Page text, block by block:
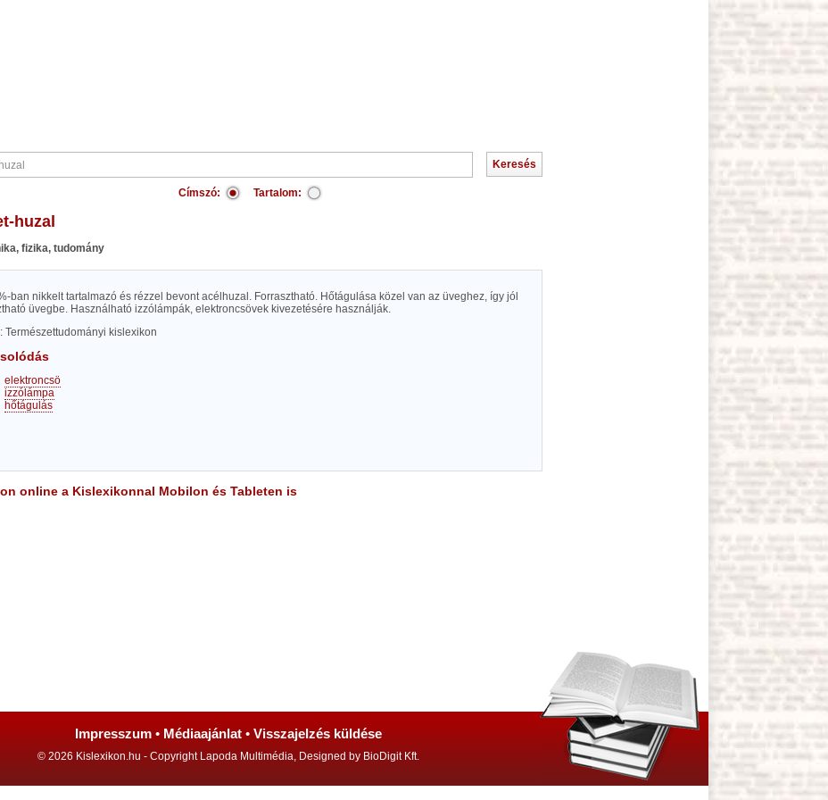
Címszó: Tartalom:
huzal
fizika, tudomány
ban nikkelt tartalmazó és rézzel bevont acélhuzal. Forrasztható. Hőtágulása közel van az üveghez, így jól
üvegbe. Használható izzólámpák, elektroncsövek kivezetésére használják.
Természettudományi kislexikon
elektroncsö
izzólámpa
hőtágulás
online a Kislexikonnal Mobilon és Tableten is
Impresszum • Médiaajánlat • Visszajelzés küldése
© 2026 Kislexikon.hu - Copyright Lapoda Multimédia, Designed by BioDigit Kft.